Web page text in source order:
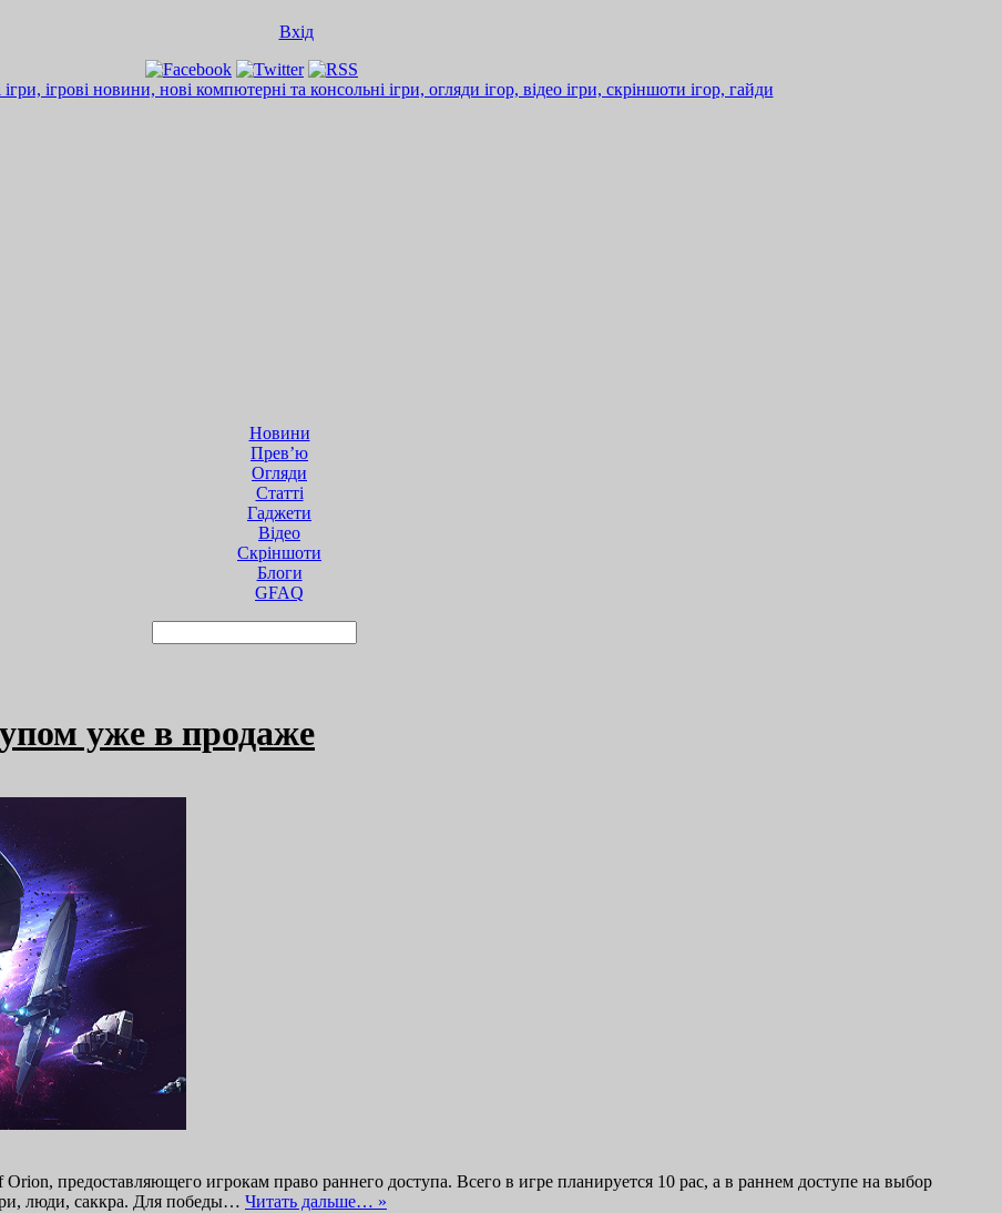
Вхід
Новини
Прев’ю
Огляди
Статті
Гаджети
Відео
Cкріншоти
Блоги
GFAQ
уже в продаже
предоставляющего игрокам право раннего доступа. Всего в игре планируется 10 рас, а в раннем доступе на выбор
люди, саккра. Для победы… Читать дальше… »